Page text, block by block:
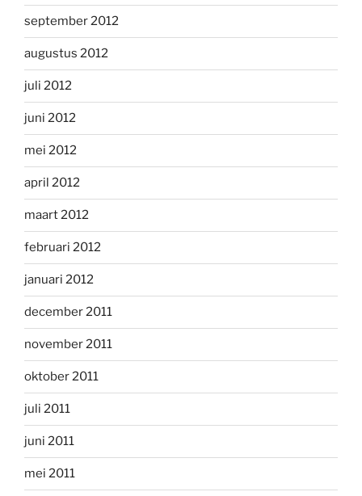
september 2012
augustus 2012
juli 2012
juni 2012
mei 2012
april 2012
maart 2012
februari 2012
januari 2012
december 2011
november 2011
oktober 2011
juli 2011
juni 2011
mei 2011